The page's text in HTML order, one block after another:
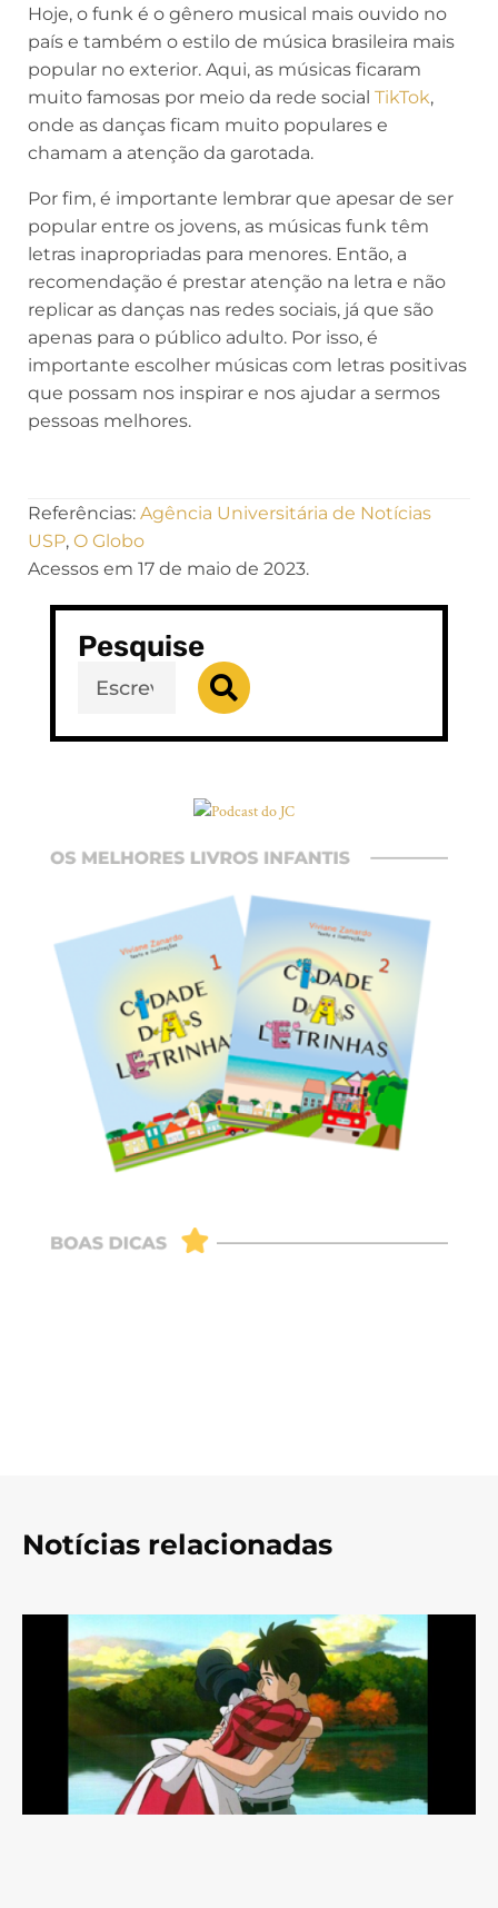
Hoje, o funk é o gênero musical mais ouvido no
país e também o estilo de música brasileira mais
popular no exterior. Aqui, as músicas ficaram
muito famosas por meio da rede social TikTok,
onde as danças ficam muito populares e
chamam a atenção da garotada.
Por fim, é importante lembrar que apesar de ser
popular entre os jovens, as músicas funk têm
letras inapropriadas para menores. Então, a
recomendação é prestar atenção na letra e não
replicar as danças nas redes sociais, já que são
apenas para o público adulto. Por isso, é
importante escolher músicas com letras positivas
que possam nos inspirar e nos ajudar a sermos
pessoas melhores.
Referências: Agência Universitária de Notícias
USP, O Globo
Acessos em 17 de maio de 2023.
Pesquise
Notícias relacionadas